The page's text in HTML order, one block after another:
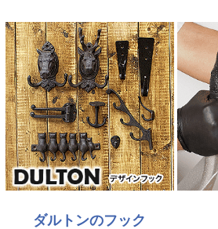
ダルトンのフック